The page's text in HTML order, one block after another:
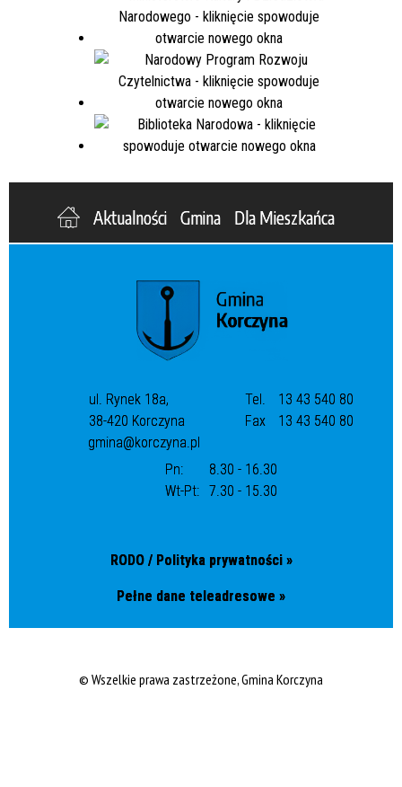
Aktualności Gmina Dla Mieszkańca
ul. Rynek 18a,
38-420 Korczyna
gmina@korczyna.pl
Tel.
13 43 540 80
Fax
13 43 540 80
Pn:
8.30 - 16.30
Wt-Pt: 7.30 - 15.30
RODO / Polityka prywatności »
Pełne dane teleadresowe »
© Wszelkie prawa zastrzeżone, Gmina Korczyna